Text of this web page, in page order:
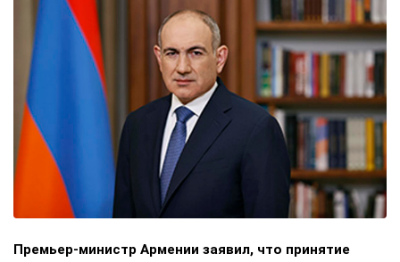
Премьер-министр Армении заявил, что принятие